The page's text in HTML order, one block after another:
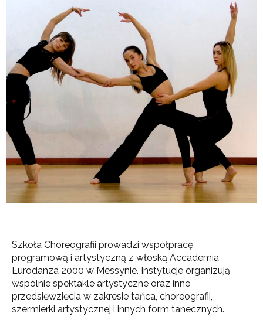
Szkoła Choreografii prowadzi współpracę
programową i artystyczną z włoską Accademia
Eurodanza 2000 w Messynie. Instytucje organizują
wspólnie spektakle artystyczne oraz inne
przedsięwzięcia w zakresie tańca, choreografii,
szermierki artystycznej i innych form tanecznych.